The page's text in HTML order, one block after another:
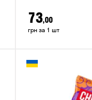
73,00
грн за 1 шт